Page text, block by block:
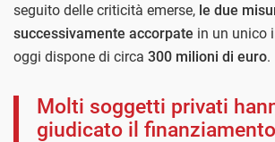
seguito delle criticità emerse, le due
successivamente accorpate in un unico
oggi dispone di circa 300 milioni di euro.
Molti soggetti privati
giudicato il finanziamento